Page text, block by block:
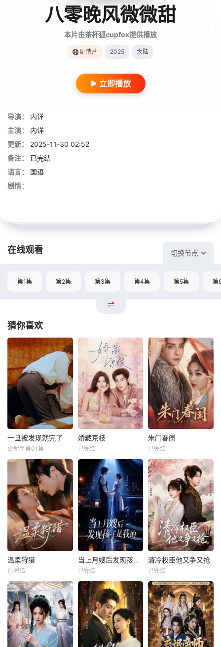
八零晚风微微甜
本片由茶杯狐cupfox提供播放
剧情片 2025 大陆
立即播放
导演：
内详
主演：
内详
更新：
2025-11-30 02:52
备注：
已完结
语言：
国语
剧情：
在线观看 切换节点
第1集 第2集 第3集 第4集 第5集 第
猜你喜欢
一旦被发现就完了
更新至第01集
娇藏京枝
已完结
朱门春闺
已完结
温柔狩猎
已完结
当上月嫂后发现孩子是我的
已完结
清冷权臣他又争又抢
已完结